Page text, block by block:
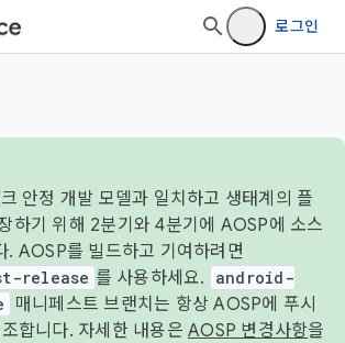
로그인
안정 개발 모델과 일치하고 생태계의 플
하기 위해 2분기와 4분기에 AOSP에 소스
. AOSP를 빌드하고 기여하려면
release 를 사용하세요.
android-
매니페스트 브랜치는 항상 AOSP에 푸시
합니다. 자세한 내용은 AOSP 변경사항을